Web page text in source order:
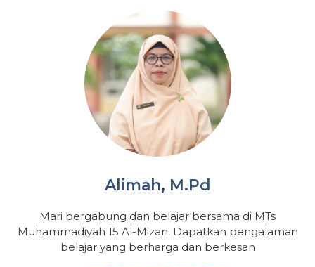
Alimah, M.Pd
Mari bergabung dan belajar bersama di MTs
Muhammadiyah 15 Al-Mizan. Dapatkan pengalaman
belajar yang berharga dan berkesan